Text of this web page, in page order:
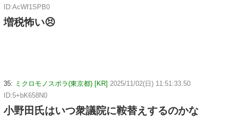
ID:AcWf1SPB0
増税怖い😣
35: ミクロモノスポラ(東京都) [KR] 2025/11/02(日) 11:51:33.50
ID:5+bK658N0
小野田氏はいつ衆議院に鞍替えするのかな